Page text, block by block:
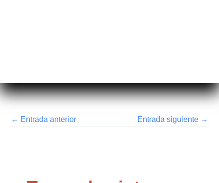
← Entrada anterior Entrada siguiente →